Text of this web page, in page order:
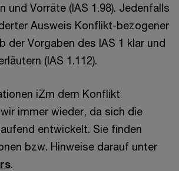
und Vorräte (IAS 1.98). Jedenfalls
Ausweis Konflikt-bezogener
der Vorgaben des IAS 1 klar und
(IAS 1.112).
iZm dem Konflikt
immer wieder, da sich die
entwickelt. Sie finden
bzw. Hinweise darauf unter
.